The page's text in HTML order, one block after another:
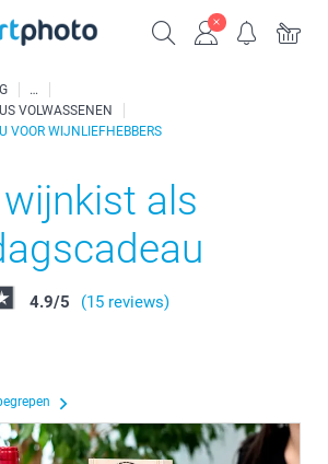
VOLWASSENEN
VOOR WIJNLIEFHEBBERS
als
4.9/5 (15 reviews)